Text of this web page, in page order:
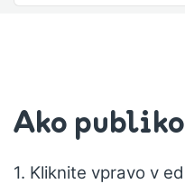
Ako
1. Kliknite vpravo v